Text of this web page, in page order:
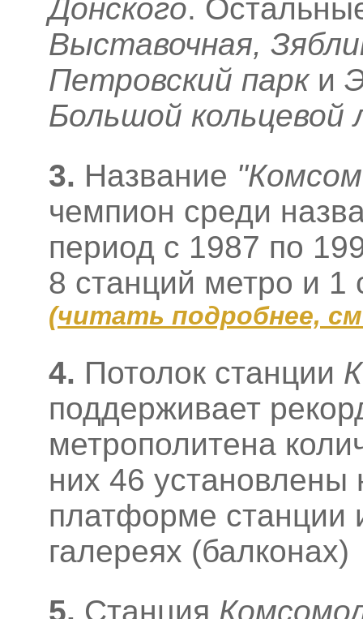
Донского.
Выставочная,
Петровский парки
Большой кольцевой
3. Название
чемпион среди
период с 1987 по
8 станций метро и 1
(читать подробнее,
4. Потолок станции
поддерживает
метрополитена
них 46 установлены
платформе станции
галереях (балконах)
5. Станция